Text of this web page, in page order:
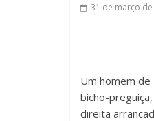
31 de março
Um homem
bicho-
direita